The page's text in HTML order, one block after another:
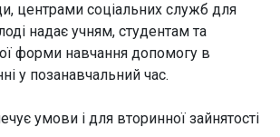
центрами соціальних служб для
надає учням, студентам та
форми навчання допомогу в
у позанавчальний час.
умови і для вторинної зайнятості